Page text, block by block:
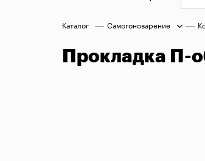
Каталог Самогоноварение
Прокладка П-